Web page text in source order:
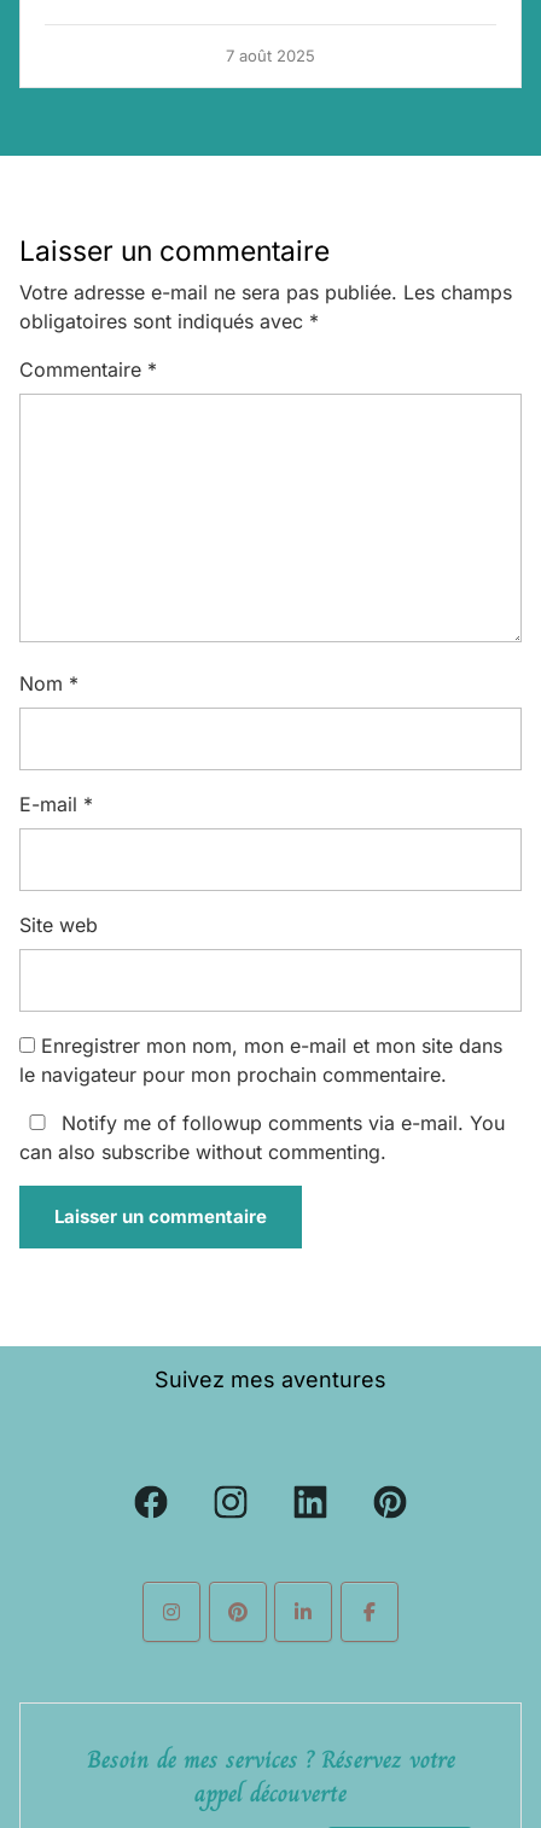
7 août 2025
Laisser un commentaire
Votre adresse e-mail ne sera pas publiée. Les champs
obligatoires sont indiqués avec *
Commentaire *
Nom *
E-mail *
Site web
Enregistrer mon nom, mon e-mail et mon site dans
le navigateur pour mon prochain commentaire.
Notify me of followup comments via e-mail. You
can also subscribe without commenting.
Suivez mes aventures
Besoin de mes services ? Réservez votre
appel découverte